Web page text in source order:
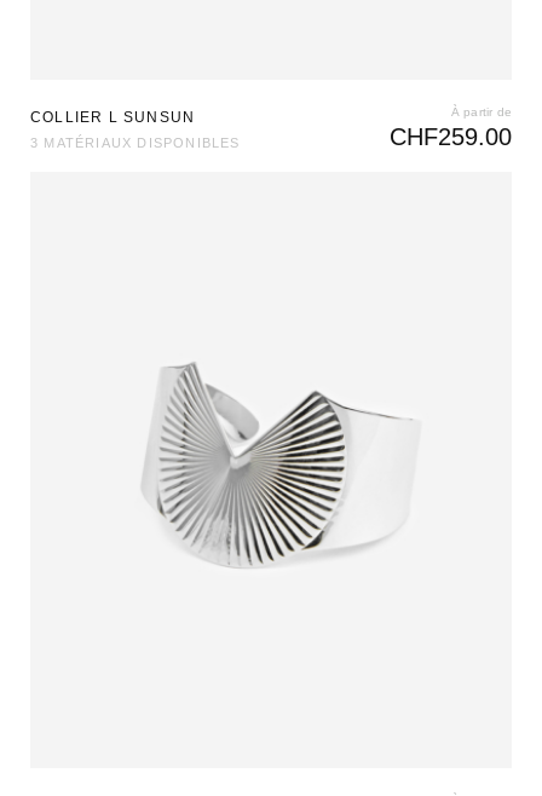
COLLIER L SUNSUN
CHF259.00
À partir de
3 MATÉRIAUX DISPONIBLES